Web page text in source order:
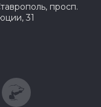
просп.
31